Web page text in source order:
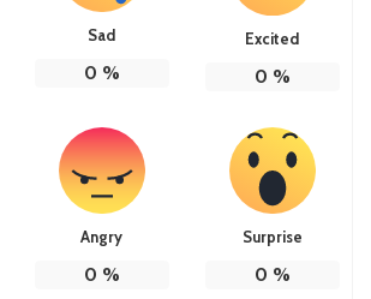
Sad
0 %
Excited
0 %
Angry
0 %
Surprise
0 %